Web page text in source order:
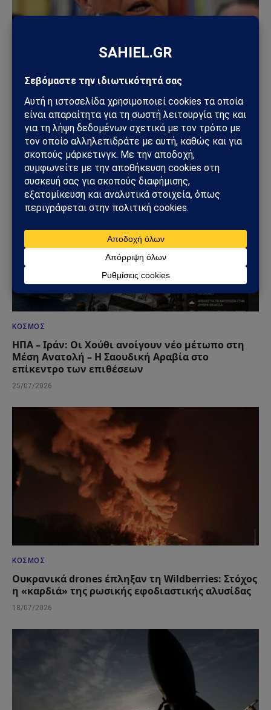
ΚΌΣΜΟΣ
ΗΠΑ – Ιράν: Νέος γύρος αμερικανικών
βομβαρδισμών μετά την ιρανική πυραυλική
επίθεση – Η Μέση Ανατολή εισέρχεται σε ακόμη
πιο επικίνδυνη φάση
31/07/2026
ΚΌΣΜΟΣ
ΗΠΑ – Ιράν: Οι Χούθι ανοίγουν νέο μέτωπο στη
Μέση Ανατολή – Η Σαουδική Αραβία στο
επίκεντρο των επιθέσεων
25/07/2026
ΚΌΣΜΟΣ
Ουκρανικά drones έπληξαν τη Wildberries: Στόχος
η «καρδιά» της ρωσικής εφοδιαστικής αλυσίδας
18/07/2026